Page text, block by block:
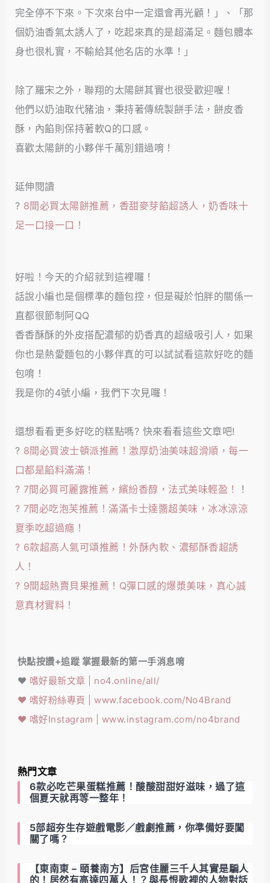
完全停不下來。下次來台中一定還會再光顧！」、「那
個奶油香氣太誘人了，吃起來真的是超滿足。麵包體本
身也很札實，不輸給其他名店的水準！」
除了羅宋之外，聯翔的太陽餅其實也很受歡迎喔！
他們以奶油取代豬油，秉持著傳統製餅手法，餅皮香
酥，內餡則保持著軟Q的口感。
喜歡太陽餅的小夥伴千萬別錯過唷！
延伸閱讀
? 8間必買太陽餅推薦，香甜麥芽餡超誘人，奶香味十
足一口接一口！
好啦！今天的介紹就到這裡囉！
話說小編也是個標準的麵包控，但是礙於怕胖的關係一
直都很節制阿QQ
香香酥酥的外皮搭配濃郁的奶香真的超級吸引人，如果
你也是熱愛麵包的小夥伴真的可以試試看這款好吃的麵
包唷！
我是你的4號小編，我們下次見囉！
還想看看更多好吃的糕點嗎? 快來看看這些文章吧!
? 8間必買波士頓派推薦！激厚奶油美味超滑順，每一
口都是餡料滿滿！
? 7間必買可麗露推薦，繽紛香醇，法式美味輕盈！
！
? 7間必吃泡芙推薦！滿滿卡士達醬超美味，冰冰涼涼
夏季吃超過癮！
? 6款超高人氣可頌推薦！外酥內軟、濃郁酥香超誘
人！
? 9間超熱賣貝果推薦！Q彈口感的爆漿美味，真心誠
意真材實料！
快點按讚+追蹤 掌握最新的第一手消息唷
❤️ 嗜好最新文章 | no4.online/all/
❤️ 嗜好粉絲專頁 | www.facebook.com/No4Brand
❤️ 嗜好Instagram | www.instagram.com/no4brand
熱門文章
6款必吃芒果蛋糕推薦！酸酸甜甜好滋味，過了這
個夏天就再等一整年！
5部超夯生存遊戲電影／戲劇推薦，你準備好要闖
關了嗎？
【東南東 – 頤養南方】后宮佳麗三千人其實是騙人
的！居然有高達四萬人！？與長恨歌裡的人物對話